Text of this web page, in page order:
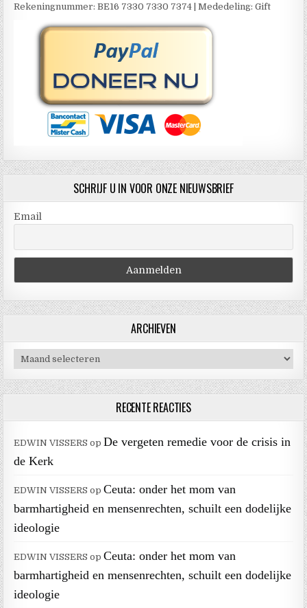
Rekeningnummer: BE16 7330 7330 7374 | Mededeling: Gift
SCHRIJF U IN VOOR ONZE NIEUWSBRIEF
Email
ARCHIEVEN
Archieven
RECENTE REACTIES
EDWIN VISSERS opDe vergeten remedie voor de crisis in
de Kerk
EDWIN VISSERS opCeuta: onder het mom van
barmhartigheid en mensenrechten, schuilt een dodelijke
ideologie
EDWIN VISSERS opCeuta: onder het mom van
barmhartigheid en mensenrechten, schuilt een dodelijke
ideologie